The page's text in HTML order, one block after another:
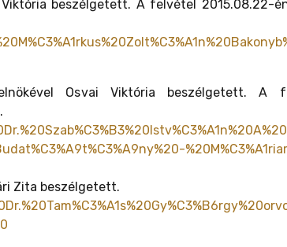
beszélgetett. A felvétel 2015.08.22-
Osvai Viktória beszélgetett. A
Zita beszélgetett.